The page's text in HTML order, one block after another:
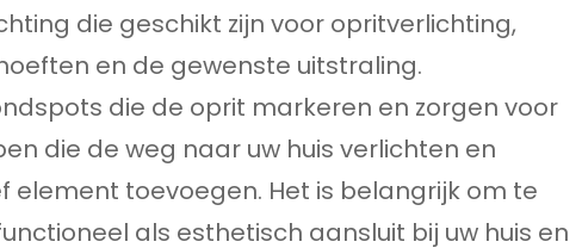
die geschikt zijn voor opritverlichting,
en de gewenste uitstraling.
die de oprit markeren en zorgen voor
die de weg naar uw huis verlichten en
toevoegen. Het is belangrijk om te
als esthetisch aansluit bij uw huis en